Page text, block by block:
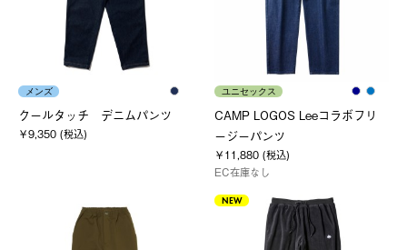
メンズ
クールタッチ デニムパンツ
￥9,350 (税込)
ユニセックス
CAMP LOGOS Leeコラボフリ
ージーパンツ
￥11,880 (税込)
EC在庫なし
NEW